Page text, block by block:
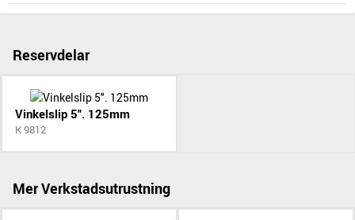
Reservdelar
Vinkelslip 5". 125mm
K 9812
Mer Verkstadsutrustning